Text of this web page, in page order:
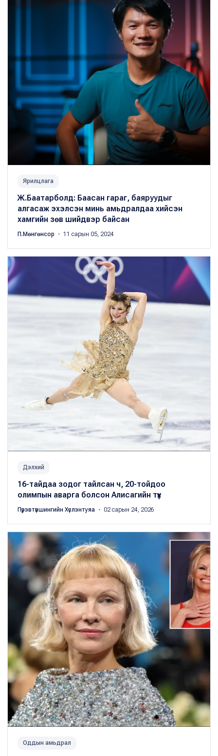
Ярилцлага
Ж.Баатарболд: Баасан гараг, баяруудыг
алгасаж эхэлсэн минь амьдралдаа хийсэн
хамгийн зөв шийдвэр байсан
П.Мөнгөнсор ・ 11 сарын 05, 2024
Дэлхий
16-тайдаа зодог тайлсан ч, 20-тойдоо
олимпын аварга болсон Алисагийн түүх
Пүрэвтүвшингийн Хүслэнтуяа ・ 02 сарын 24, 2026
Оддын амьдрал